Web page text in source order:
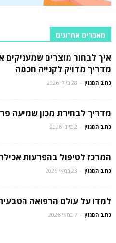
מאמרים אחרונים
איך לבחור מוצרים
מדריך מדויק לקנייה חכמה
כתב המגזין - 28 ביולי 2026
מדריך לבחירת מכון שמיעה
כתב המגזין - 2 ביוני 2026
המרכז לטיפול בהפרעות
כתב המגזין - 23 במאי 2026
למדו על עולם הרפואה
כתב המגזין - 7 במאי 2026